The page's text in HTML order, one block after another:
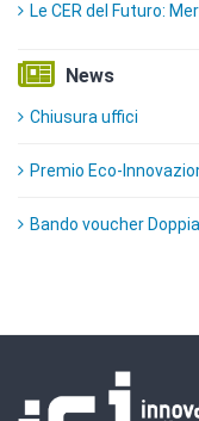
Le CER del Futuro:
News
Chiusura uffici
Premio Eco-
Bando voucher